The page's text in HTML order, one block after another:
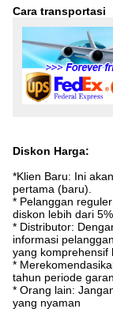
Cara transportasi
Diskon Harga:
*Klien Baru: Ini
pertama (baru).
* Pelanggan
diskon lebih dari 5%.
* Distributor:
informasi
yang komprehensif
*
tahun periode
* Orang lain:
yang nyaman